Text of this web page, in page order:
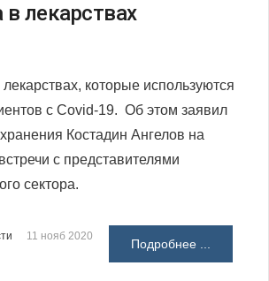
в лекарствах
лекарствах, которые используются
с Covid-19. Об этом заявил
Костадин Ангелов на
с представителями
сектора.
11 нояб 2020
Подробнее ...